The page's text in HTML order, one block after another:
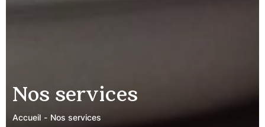
Nos services
Accueil Nos services